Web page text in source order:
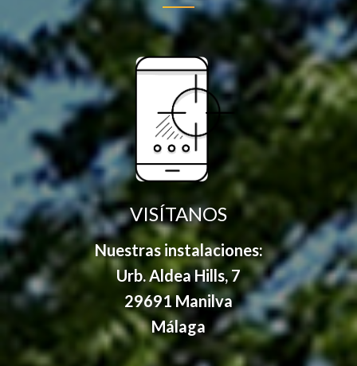
VISÍTANOS
Nuestras instalaciones:
Urb. Aldea Hills, 7
29691 Manilva
Málaga